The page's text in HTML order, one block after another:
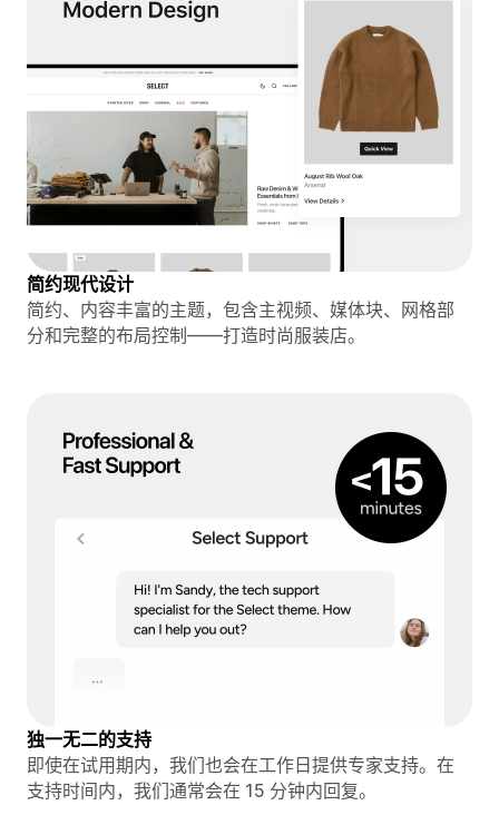
简约现代设计
简约、内容丰富的主题，包含主视频、媒体块、网格部
分和完整的布局控制——打造时尚服装店。
独一无二的支持
即使在试用期内，我们也会在工作日提供专家支持。在
支持时间内，我们通常会在 15 分钟内回复。